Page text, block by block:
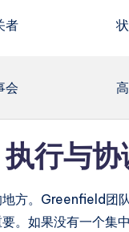
者
会
行与协
方。Greenfield团
。如果没有一个集